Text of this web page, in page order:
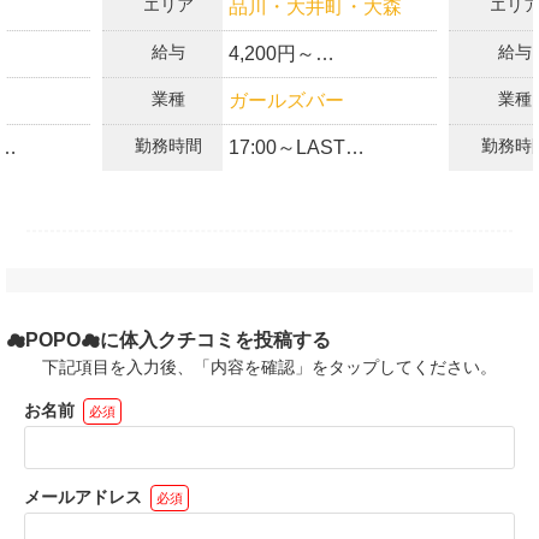
に、今後公開するお仕事情報が実勤務と相違ないことを保証しま
す。
上記の内容が変更になった場合は、速やかに体入がるる運営事務
局に連絡することを約束します。
ク有
ゃう✨
エリア 品川・大井町・大森
給与
4,200円～
❤️各種バックあり❤️
❤️全額日払いOK❤️
業種 ガールズバー
勤務時間
17:00～LAST
エリア
給与
業種
勤務時
☁POPO☁に体入クチコミを投稿する
下記項目を入力後、「内容を確認」をタップしてください。
お名前 必須
メールアドレス 必須